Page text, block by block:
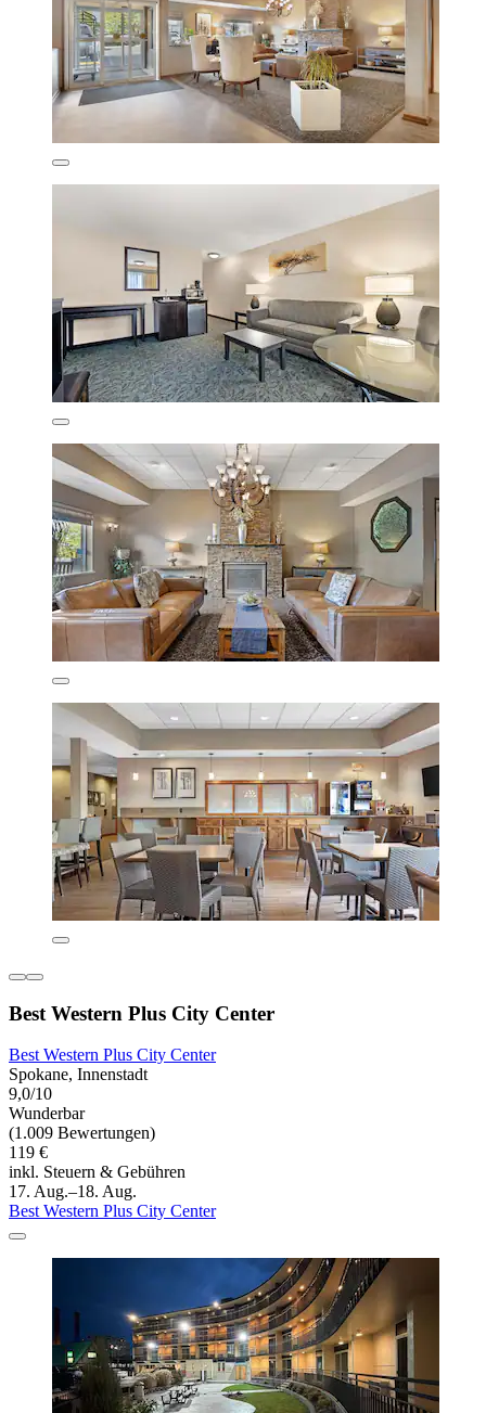
Best Western Plus City Center
Best Western Plus City Center
Spokane, Innenstadt
9,0/10
Wunderbar
(1.009 Bewertungen)
119 €
inkl. Steuern & Gebühren
17. Aug.–18. Aug.
Best Western Plus City Center